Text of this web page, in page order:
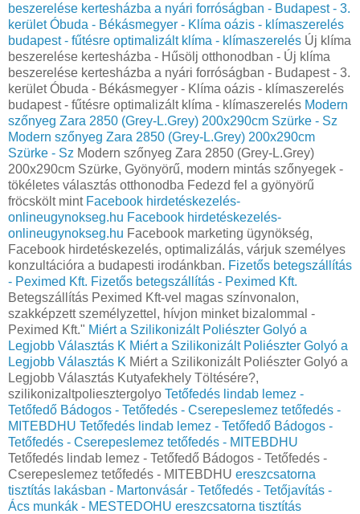
beszerelése kertesházba a nyári forróságban - Budapest - 3.
kerület Óbuda - Békásmegyer - Klíma oázis - klímaszerelés
budapest - fűtésre optimalizált klíma - klímaszerelés Új klíma
beszerelése kertesházba - Hűsölj otthonodban - Új klíma
beszerelése kertesházba a nyári forróságban - Budapest - 3.
kerület Óbuda - Békásmegyer - Klíma oázis - klímaszerelés
budapest - fűtésre optimalizált klíma - klímaszerelés Modern
szőnyeg Zara 2850 (Grey-L.Grey) 200x290cm Szürke - Sz
Modern szőnyeg Zara 2850 (Grey-L.Grey) 200x290cm
Szürke - Sz Modern szőnyeg Zara 2850 (Grey-L.Grey)
200x290cm Szürke, Gyönyörű, modern mintás szőnyegek -
tökéletes választás otthonodba Fedezd fel a gyönyörű
fröcskölt mint Facebook hirdetéskezelés-
onlineugynokseg.hu Facebook hirdetéskezelés-
onlineugynokseg.hu Facebook marketing ügynökség,
Facebook hirdetéskezelés, optimalizálás, várjuk személyes
konzultációra a budapesti irodánkban. Fizetős betegszállítás
- Peximed Kft. Fizetős betegszállítás - Peximed Kft.
Betegszállítás Peximed Kft-vel magas színvonalon,
szakképzett személyzettel, hívjon minket bizalommal -
Peximed Kft." Miért a Szilikonizált Poliészter Golyó a
Legjobb Választás K Miért a Szilikonizált Poliészter Golyó a
Legjobb Választás K Miért a Szilikonizált Poliészter Golyó a
Legjobb Választás Kutyafekhely Töltésére?,
szilikonizaltpoliesztergolyo Tetőfedés lindab lemez -
Tetőfedő Bádogos - Tetőfedés - Cserepeslemez tetőfedés -
MITEBDHU Tetőfedés lindab lemez - Tetőfedő Bádogos -
Tetőfedés - Cserepeslemez tetőfedés - MITEBDHU
Tetőfedés lindab lemez - Tetőfedő Bádogos - Tetőfedés -
Cserepeslemez tetőfedés - MITEBDHU ereszcsatorna
tisztítás lakásban - Martonvásár - Tetőfedés - Tetőjavítás -
Ács munkák - MESTEDOHU ereszcsatorna tisztítás